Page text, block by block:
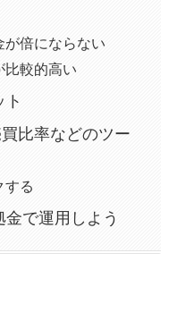
が倍にならない
比較的高い
比率などのツー
する
で運用しよう